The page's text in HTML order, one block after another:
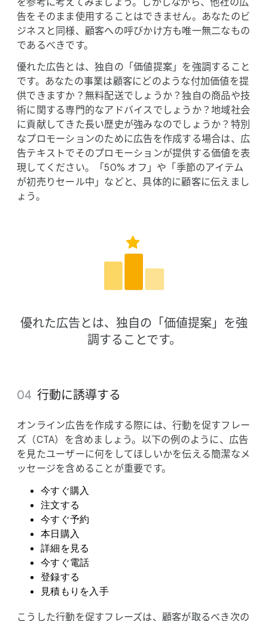
告を​そのまま​使用する​ことは​できません。​あなたの​ビ
ジネスと​同様、​顧客への​呼びかけ方も​唯一無二な​もの
であるべきです。
優れた​広告とは、​独自の​「価値提案」を​強調する​こと
です。​あなたの​事業は​顧客に​どのような​付加価値を​提
供できますか？​無料配送でしょうか？​独自の​商品や​技
術に​関する​専門的な​アドバイスでしょうか？​地域社会
に​貢献してきた​長い​歴史が​強みなのでしょうか？​特別
な​プロモーションの​ために​広告を​作成する​場合は、​広
告テキストで​その​プロモーションが​提供する​価値を​表
現してください。​「50% オフ」や​「季節の​アイテム
が​初売りセール中」などと、​具体的に​顧客に​伝えまし
ょう。
優れた​広告とは、​独自の​「価値提案」を​強
調する​ことです。
行動に​誘導する
オンライン​広告を​作成する​際には、​行動を​促すフレー
ズ​（CTA）を​含めましょう。​以下の​例のように、​広告
を​見た​ユーザーに​何を​して​ほしいかを​伝える​簡潔な​メ
ッセージを​含める​ことが​重要です。
今すぐ​購入
注文する
今すぐ​予約
本日購入
詳細を​見る
今すぐ​電話
登録する
見積もりを​入手
こうした​行動を​促すフレーズは、​顧客が​取るべき次の​